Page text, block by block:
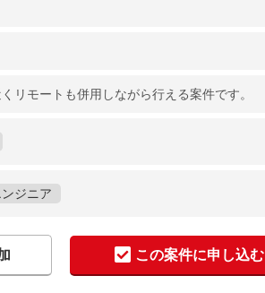
リモートも併用しながら行える案件です。
ジニア
この案件に申し込む